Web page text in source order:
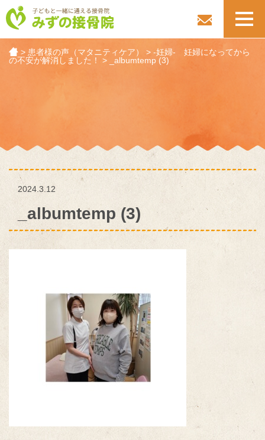
> 患者様の声（マタニティケア） >-妊婦- 妊婦になってから
の不安が解消しました！
> _albumtemp (3)
2024.3.12
_albumtemp (3)